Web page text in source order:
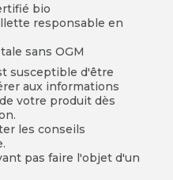
bio
responsable en
sans OGM
susceptible d'être
aux informations
votre produit dès
les conseils
pas faire l'objet d'un